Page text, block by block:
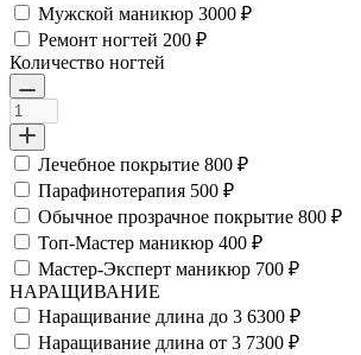
Мужской маникюр 3000 ₽
Ремонт ногтей 200 ₽
Количество ногтей
Лечебное покрытие 800 ₽
Парафинотерапия 500 ₽
Обычное прозрачное покрытие 800 ₽
Топ-Мастер маникюр 400 ₽
Мастер-Эксперт маникюр 700 ₽
НАРАЩИВАНИЕ
Наращивание длина до 3 6300 ₽
Наращивание длина от 3 7300 ₽